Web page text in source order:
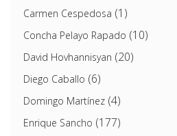
Carmen Cespedosa (1)
Concha Pelayo Rapado (10)
David Hovhannisyan (20)
Diego Caballo (6)
Domingo Martínez(4)
Enrique Sancho (177)